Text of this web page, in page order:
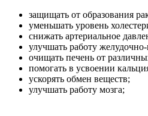
защищать от образования
уменьшать уровень
снижать артериальное
улучшать работу
очищать печень от
помогать в усвоении
ускорять обмен веществ;
улучшать работу мозга;